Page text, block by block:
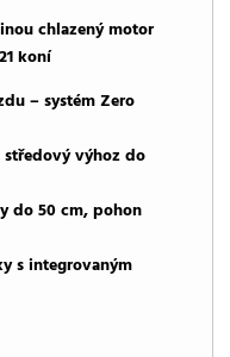
chlazený motor
koní
– systém Zero
středový výhoz do
do 50 cm, pohon
s integrovaným